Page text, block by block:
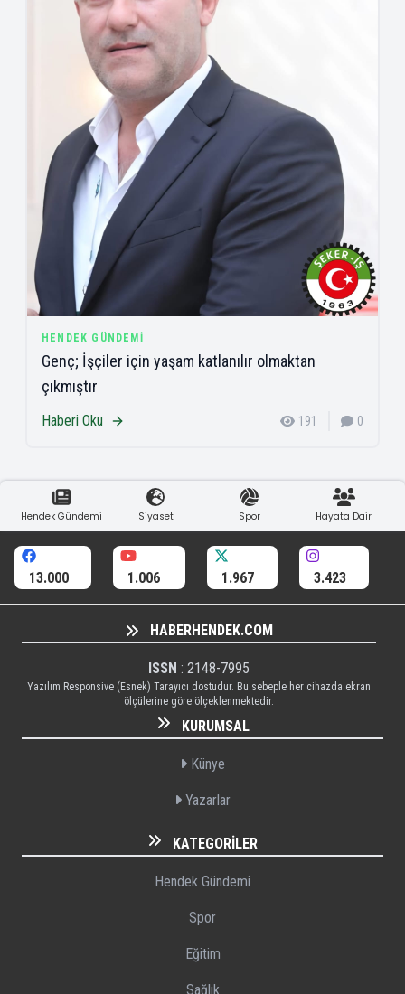
HENDEK GÜNDEMI
Genç; İşçiler için yaşam katlanılır olmaktan
çıkmıştır
Haberi Oku 191 0
Hendek Gündemi Siyaset Spor Hayata Dair
13.000 1.006 1.967 3.423
HABERHENDEK.COM
ISSN : 2148-7995
Yazılım Responsive (Esnek) Tarayıcı dostudur. Bu sebeple her cihazda ekran
ölçülerine göre ölçeklenmektedir.
KURUMSAL
Künye
Yazarlar
KATEGORILER
Hendek Gündemi
Spor
Eğitim
Sağlık